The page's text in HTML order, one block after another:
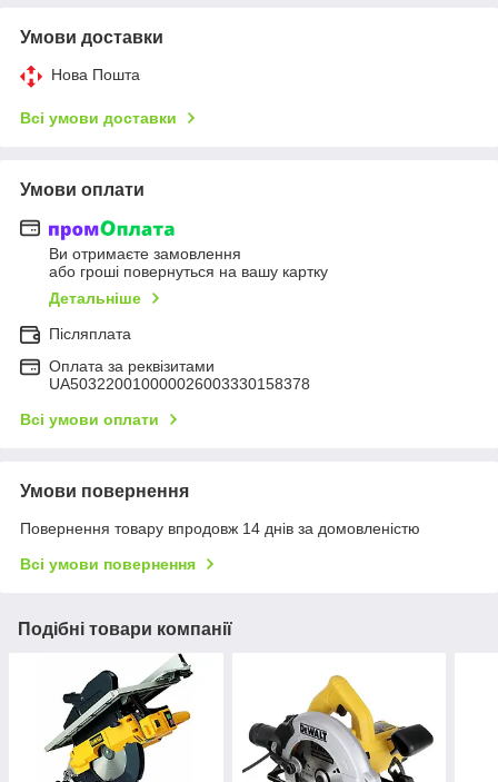
Умови доставки
Нова Пошта
Всі умови доставки
Умови оплати
Ви отримаєте замовлення
або гроші повернуться на вашу картку
Детальніше
Післяплата
Оплата за реквізитами
UA503220010000026003330158378
Всі умови оплати
Умови повернення
Повернення товару впродовж 14 днів за домовленістю
Всі умови повернення
Подібні товари компанії